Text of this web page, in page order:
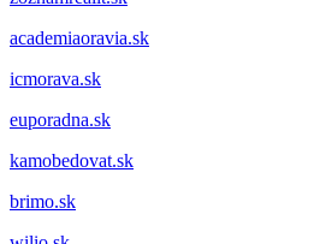
academiaoravia.sk
icmorava.sk
euporadna.sk
kamobedovat.sk
brimo.sk